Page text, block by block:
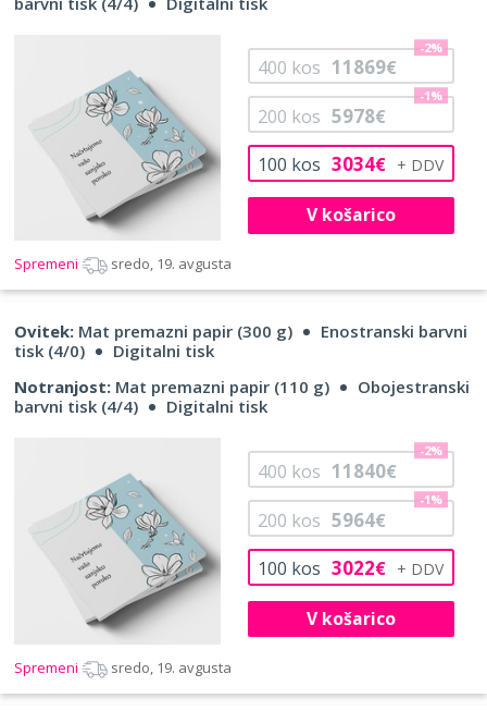
100 kos 3034€
200 kos 5978€
-1%
400 kos 11869€
-2%
V košarico
Spremeni sredo, 19. avgusta
Ovitek: Mat premazni papir (300 g)
Enostranski barvni
tisk (4/0)
Digitalni tisk
Notranjost: Mat premazni papir (110 g)
Obojestranski
barvni tisk (4/4)
Digitalni tisk
100 kos 3022€
200 kos 5964€
-1%
400 kos 11840€
-2%
V košarico
Spremeni sredo, 19. avgusta